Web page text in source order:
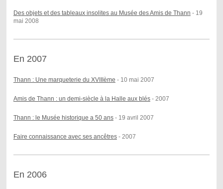
Des objets et des tableaux insolites au Musée des Amis de Thann - 19
mai 2008
En 2007
Thann : Une marqueterie du XVIIIème - 10 mai 2007
Amis de Thann : un demi-siècle à la Halle aux blés- 2007
Thann : le Musée historique a 50 ans- 19 avril 2007
Faire connaissance avec ses ancêtres- 2007
En 2006